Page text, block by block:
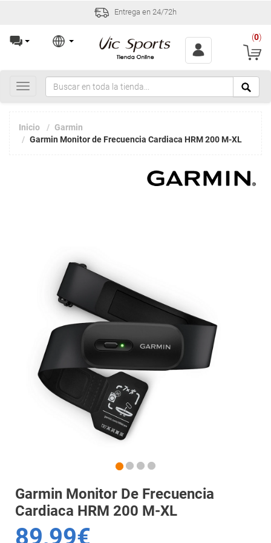
Entrega en 24/72h
(0)
Toggle
navigation
Inicio
Garmin
Garmin Monitor de Frecuencia Cardiaca HRM 200 M-XL
Garmin Monitor De Frecuencia
Cardiaca HRM 200 M-XL
89,99€